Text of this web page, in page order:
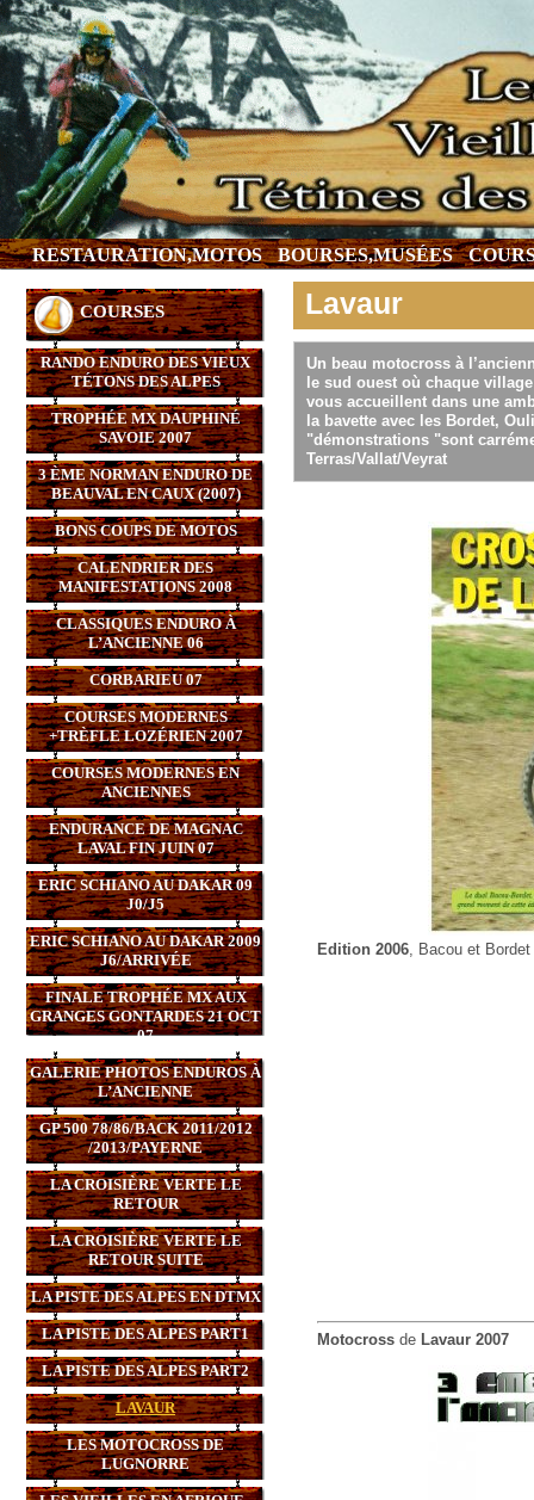
RESTAURATION,MOTOS BOURSES,MUSÉES
COURSES
RANDO ENDURO DES VIEUX
TÉTONS DES ALPES
TROPHÉE MX DAUPHINÉ
SAVOIE 2007
3 ÈME NORMAN ENDURO DE
BEAUVAL EN CAUX (2007)
BONS COUPS DE MOTOS
CALENDRIER DES
MANIFESTATIONS 2008
CLASSIQUES ENDURO À
L’ANCIENNE 06
CORBARIEU 07
COURSES MODERNES
+TRÈFLE LOZÉRIEN 2007
COURSES MODERNES EN
ANCIENNES
ENDURANCE DE MAGNAC
LAVAL FIN JUIN 07
ERIC SCHIANO AU DAKAR 09
J0/J5
ERIC SCHIANO AU DAKAR 2009
J6/ARRIVÉE
FINALE TROPHÉE MX AUX
GRANGES GONTARDES 21 OCT
07
GALERIE PHOTOS ENDUROS À
L’ANCIENNE
GP 500 78/86/BACK 2011/2012
/2013/PAYERNE
LA CROISIÈRE VERTE LE
RETOUR
LA CROISIÈRE VERTE LE
RETOUR SUITE
LA PISTE DES ALPES EN DTMX
LA PISTE DES ALPES PART1
LA PISTE DES ALPES PART2
LAVAUR
LES MOTOCROSS DE
LUGNORRE
Lavaur
Un beau motocross à
le sud ouest où chaque
vous accueillent dans une
la bavette avec les Bordet,
"démonstrations "sont
Terras/Vallat/Veyrat
Edition 2006, Bacou et
Motocross de Lavaur 2007